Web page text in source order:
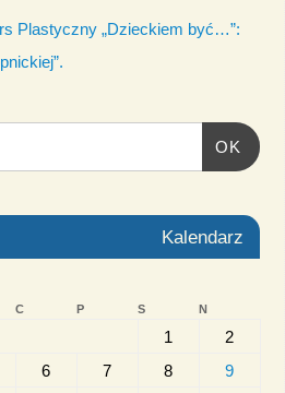
Plastyczny „Dzieckiem być…”:
OK
Kalendarz
C P S N
1
2
6 7 8
9